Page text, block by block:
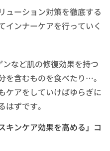
ューション対策を徹底する
インナーケアを行っていく
など肌の修復効果を持つ
を含むものを食べたり…。
ケアをしていけばゆらぎに
ずです。
キンケア効果を高める」コ